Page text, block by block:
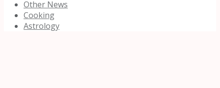
Other News
Cooking
Astrology